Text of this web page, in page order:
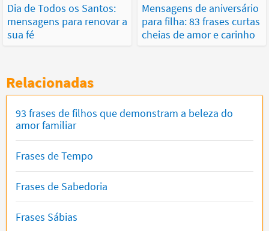
Dia de Todos os Santos:
mensagens para renovar a
sua fé
Mensagens de aniversário
para filha: 83 frases curtas
cheias de amor e carinho
Relacionadas
93 frases de filhos que demonstram a beleza do
amor familiar
Frases de Tempo
Frases de Sabedoria
Frases Sábias